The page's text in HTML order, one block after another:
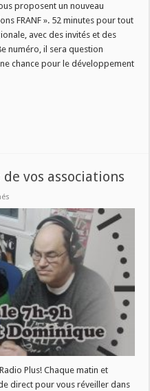
pour
le
développement
régional?
proposent un nouveau
FRANF ». 52 minutes pour tout
avec des invités et des
numéro, il sera question
chance pour le développement
de vos associations
PLUS
service
de
vos
associations
Plus! Chaque matin et
direct pour vous réveiller dans